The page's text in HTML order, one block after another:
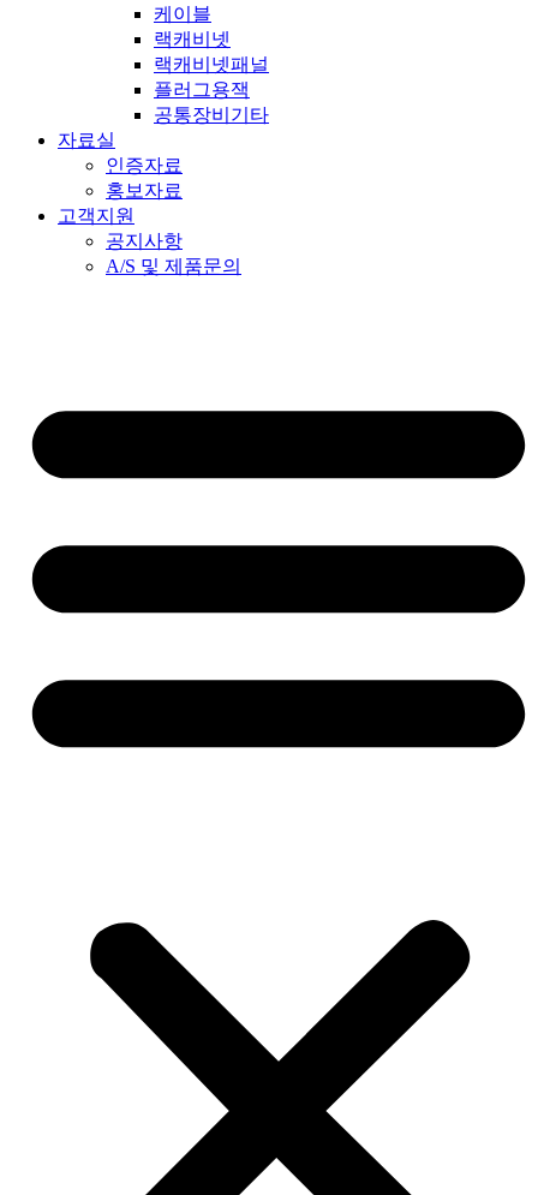
케이블
랙캐비넷
랙캐비넷패널
플러그용잭
공통장비기타
자료실
인증자료
홍보자료
고객지원
공지사항
A/S 및 제품문의​